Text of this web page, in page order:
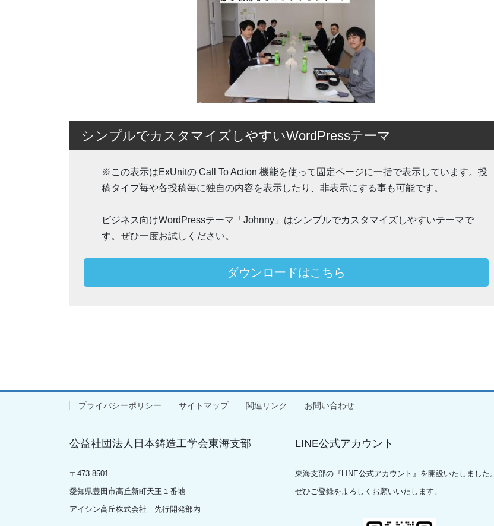
シンプルでカスタマイズしやすいWordPressテーマ
※この表示はExUnitの Call To Action 機能を使って固定ページに一括で表示しています。投
稿タイプ毎や各投稿毎に独自の内容を表示したり、非表示にする事も可能です。
ビジネス向けWordPressテーマ「Johnny」はシンプルでカスタマイズしやすいテーマで
す。ぜひ一度お試しください。
ダウンロードはこちら
プライバシーポリシー サイトマップ 関連リンク お問い合わせ
公益社団法人日本鋳造工学会東海支部
〒 473-8501
愛知県豊田市高丘新町天王１番地
アイシン高丘株式会社 先行開発部内
LINE公式アカウント
東海支部の『LINE公式アカウント』を開設いたしました。
ぜひご登録をよろしくお願いいたします。